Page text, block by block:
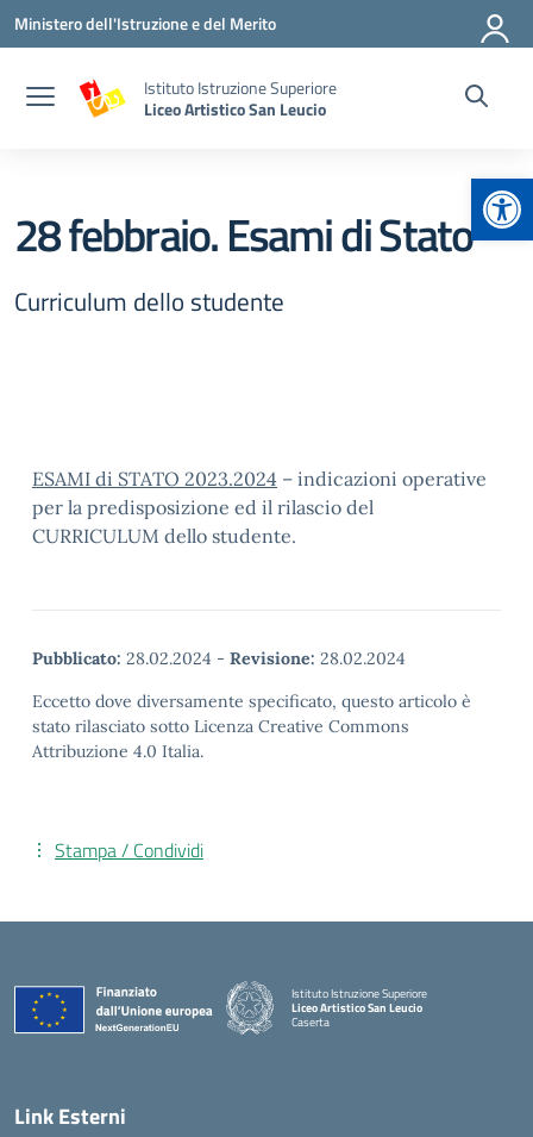
Vai ai contenuti
Vai al menu di navigazione
Vai al footer
Ministero dell'Istruzione e del Merito
Istituto Istruzione Superiore
Liceo Artistico San Leucio
28 febbraio. Esami di Stato
Curriculum dello studente
ESAMI di STATO 2023.2024 – indicazioni operative
per la predisposizione ed il rilascio del
CURRICULUM dello studente.
Pubblicato: 28.02.2024 - Revisione: 28.02.2024
Eccetto dove diversamente specificato, questo articolo è
stato rilasciato sotto Licenza Creative Commons
Attribuzione 4.0 Italia.
Stampa / Condividi
Istituto Istruzione Superiore
Liceo Artistico San Leucio
Caserta
Link Esterni